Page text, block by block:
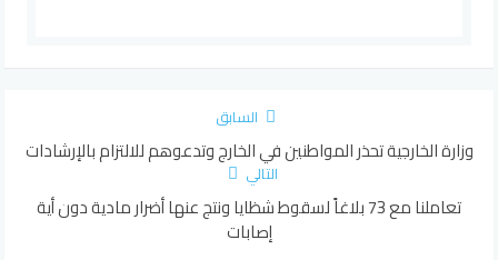
السابق
وزارة الخارجية تحذر المواطنين في الخارج وتدعوهم للالتزام بالإرشادات
التالي
تعاملنا مع 73 بلاغاً لسقوط شظايا ونتج عنها أضرار مادية دون أية
إصابات